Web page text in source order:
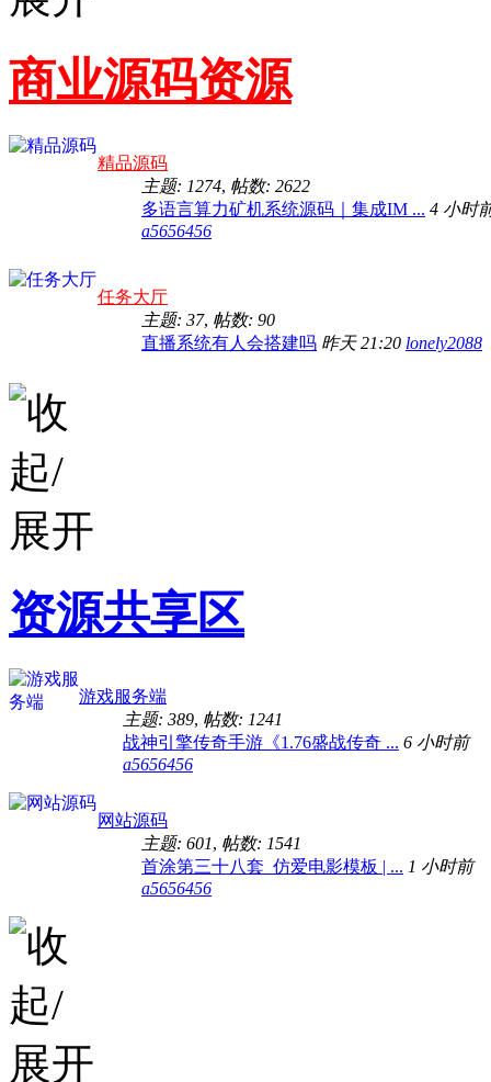
商业源码资源
精品源码
主题: 1274, 帖数: 2622
多语言算力矿机系统源码｜集成IM ... 4 小时
a5656456
任务大厅
主题: 37, 帖数: 90
直播系统有人会搭建吗 昨天 21:20 lonely2088
资源共享区
游戏服务端
主题: 389, 帖数: 1241
战神引擎传奇手游《1.76盛战传奇 ... 6 小时前
a5656456
网站源码
主题: 601, 帖数: 1541
首涂第三十八套_仿爱电影模板 | ... 1 小时前
a5656456